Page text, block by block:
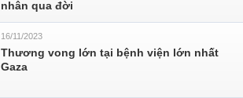
nhân qua đời
16/11/2023
Thương vong lớn tại bệnh viện lớn nhất
Gaza